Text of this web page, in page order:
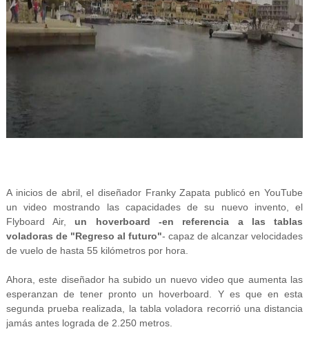
A inicios de abril, el diseñador Franky Zapata publicó en YouTube
un video mostrando las capacidades de su nuevo invento, el
Flyboard Air, un hoverboard -en referencia a las tablas
voladoras de "Regreso al futuro"- capaz de alcanzar velocidades
de vuelo de hasta 55 kilómetros por hora.
Ahora, este diseñador ha subido un nuevo video que aumenta las
esperanzan de tener pronto un hoverboard. Y es que en esta
segunda prueba realizada, la tabla voladora recorrió una distancia
jamás antes lograda de 2.250 metros.